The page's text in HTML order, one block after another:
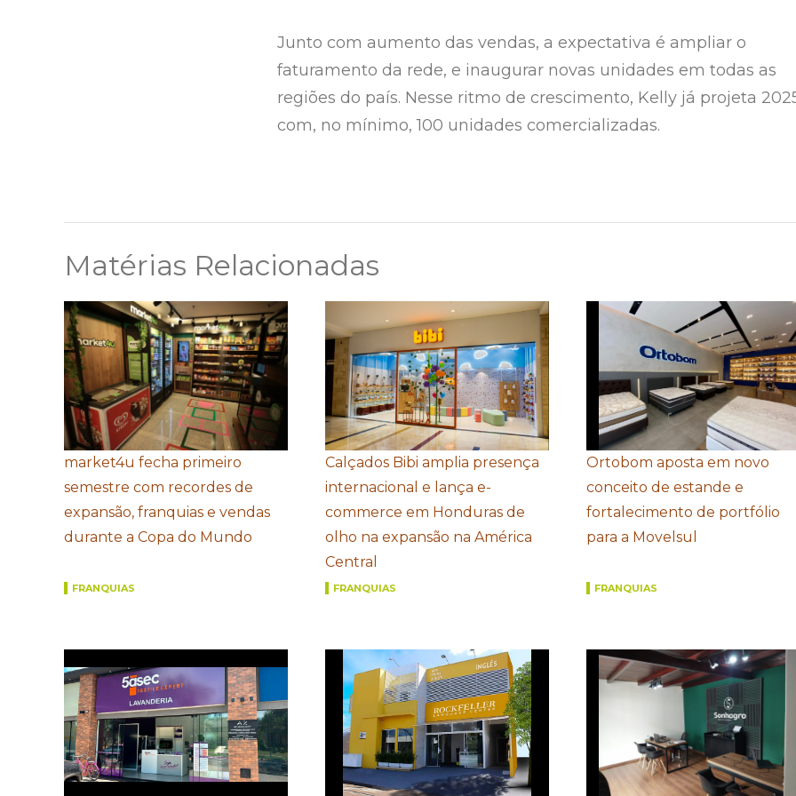
Junto com aumento das vendas, a expectativa é ampliar o
faturamento da rede, e inaugurar novas unidades em todas as
regiões do país. Nesse ritmo de crescimento, Kelly já projeta
com, no mínimo, 100 unidades comercializadas.
Matérias Relacionadas
market4u fecha primeiro
semestre com recordes de
expansão, franquias e vendas
durante a Copa do Mundo
FRANQUIAS
Calçados Bibi amplia presença
internacional e lança e-
commerce em Honduras de
olho na expansão na América
Central
FRANQUIAS
Ortobom aposta em novo
conceito de estande e
fortalecimento de portfólio
para a Movelsul
FRANQUIAS